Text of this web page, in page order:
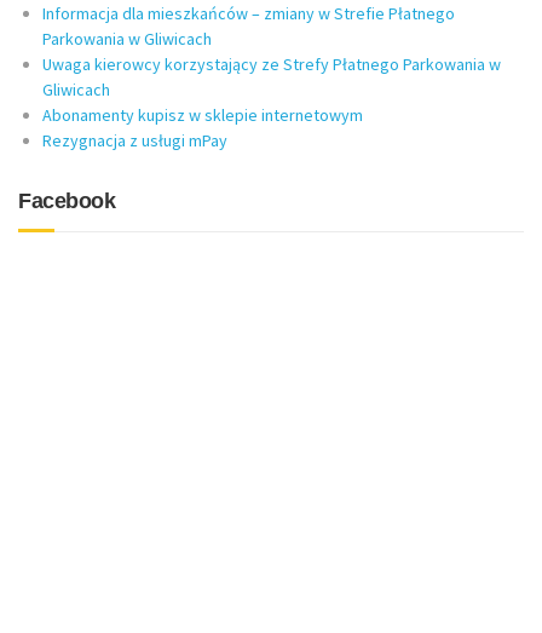
Informacja dla mieszkańców – zmiany w Strefie Płatnego
Parkowania w Gliwicach
Uwaga kierowcy korzystający ze Strefy Płatnego Parkowania w
Gliwicach
Abonamenty kupisz w sklepie internetowym
Rezygnacja z usługi mPay
Facebook